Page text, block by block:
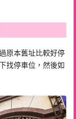
原本舊址比較好停
找停車位，然後如